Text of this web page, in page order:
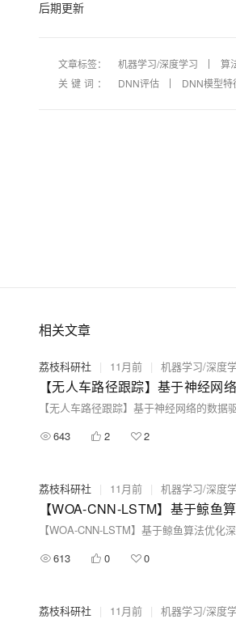
后期更新
文章标签： 机器学习/深度学习 算
关键词：
DNN评估 DNN模型特
相关文章
荔枝科研社 | 11月前 | 机器学习/深度
643 2 2
荔枝科研社 | 11月前 | 机器学习/深度
【WOA-CNN-LSTM】基于鲸鱼
【WOA-CNN-LSTM】基于鲸鱼算法优
613
0 0
荔枝科研社 | 11月前 | 机器学习/深度